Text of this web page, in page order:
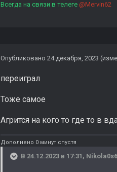
Всегда на связи в телеге @Mervin62
Опубликовано 24 декабря, 2023
переиграл
Тоже самое
Агрится на кого то где то в
Дополнено 0 минут спустя
В 24.12.2023 в 17:31,